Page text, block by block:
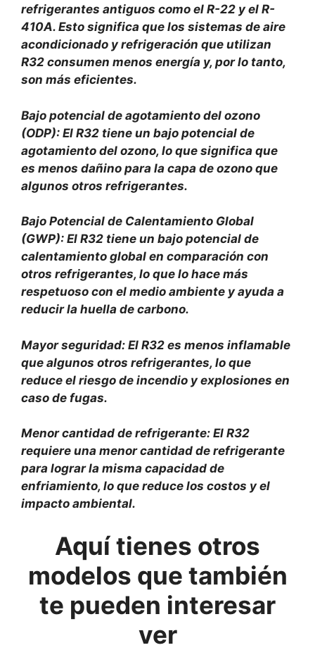
refrigerantes antiguos como el R-22 y el R-
410A. Esto significa que los sistemas de aire
acondicionado y refrigeración que utilizan
R32 consumen menos energía y, por lo tanto,
son más eficientes.
Bajo potencial de agotamiento del ozono
(ODP): El R32 tiene un bajo potencial de
agotamiento del ozono, lo que significa que
es menos dañino para la capa de ozono que
algunos otros refrigerantes.
Bajo Potencial de Calentamiento Global
(GWP): El R32 tiene un bajo potencial de
calentamiento global en comparación con
otros refrigerantes, lo que lo hace más
respetuoso con el medio ambiente y ayuda a
reducir la huella de carbono.
Mayor seguridad: El R32 es menos inflamable
que algunos otros refrigerantes, lo que
reduce el riesgo de incendio y explosiones en
caso de fugas.
Menor cantidad de refrigerante: El R32
requiere una menor cantidad de refrigerante
para lograr la misma capacidad de
enfriamiento, lo que reduce los costos y el
impacto ambiental.
Aquítienes otros
modelos que también
te pueden interesar
ver